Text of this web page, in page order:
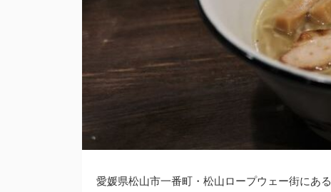
愛媛県松山市一番町・松山ロープウェー街にある